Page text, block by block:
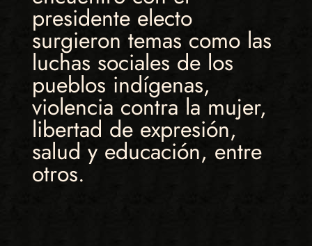
presidente electo
surgieron temas como las
luchas sociales de los
pueblos indígenas,
violencia contra la mujer,
libertad de expresión,
salud y educación, entre
otros.